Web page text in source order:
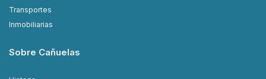
Transportes
Inmobiliarias
Sobre Cañuelas